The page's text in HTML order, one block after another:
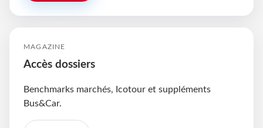
MAGAZINE
Accès dossiers
Benchmarks marchés, Icotour et suppléments
Bus&Car.